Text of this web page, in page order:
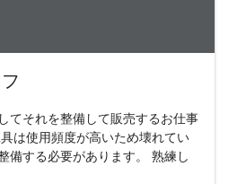
てそれを整備して販売するお仕事
は使用頻度が高いため壊れてい
備する必要があります。 熟練し